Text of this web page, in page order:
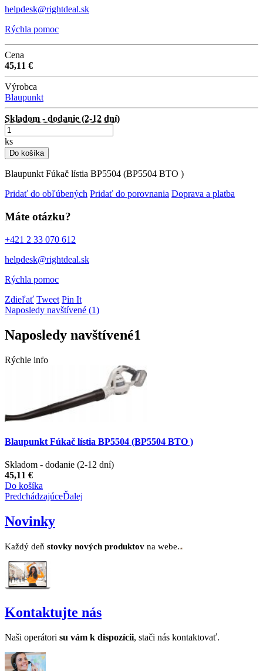
helpdesk@rightdeal.sk
Rýchla pomoc
Cena
45,11 €
Výrobca
Blaupunkt
Skladom - dodanie (2-12 dní)
ks
Do košíka
Blaupunkt Fúkač lístia BP5504 (BP5504 BTO )
Pridať do obľúbených Pridať do porovnania Doprava a platba
Máte otázku?
+421 2 33 070 612
helpdesk@rightdeal.sk
Rýchla pomoc
Zdieľať Tweet Pin It
Naposledy navštívené (1)
Naposledy navštívené1
Rýchle info
Blaupunkt Fúkač lístia BP5504 (BP5504 BTO )
Skladom - dodanie (2-12 dní)
45,11 €
Do košíka
PredchádzajúceĎalej
Novinky
Každý deň stovky nových produktov na webe.
Kontaktujte nás
Naši operátori su vám k dispozícii, stači nás kontaktovať.